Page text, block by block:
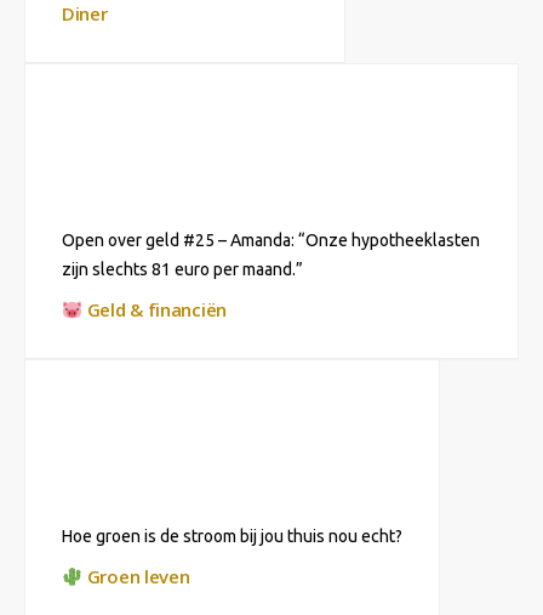
Diner
Open over geld #25 – Amanda: “Onze hypotheeklasten
zijn slechts 81 euro per maand.”
Geld & financiën
Hoe groen is de stroom bij jou thuis nou echt?
Groen leven